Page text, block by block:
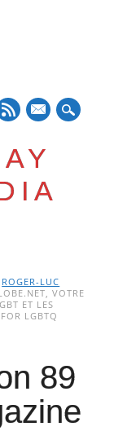
ROGER-LUC
VOTRE
ET LES
LGBTQ
89